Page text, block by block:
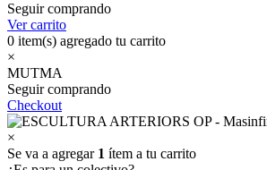
Seguir comprando
Ver carrito
0 item(s) agregado tu carrito
×
MUTMA
Seguir comprando
Checkout
×
Se va a agregar 1 ítem a tu carrito